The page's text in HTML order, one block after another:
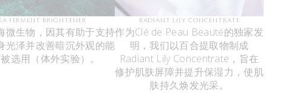
FERMENT BRIGHTENER
微生物，因其有助于支持
光泽并改善暗沉外观的能
选用（体外实验）。
RADIANT LILY CONCENTRATE
作为Clé de Peau Beauté的独家发
明，我们以百合提取物制成
Radiant Lily Concentrate，旨在
修护肌肤屏障并提升保湿力，使肌
肤持久焕发光采。